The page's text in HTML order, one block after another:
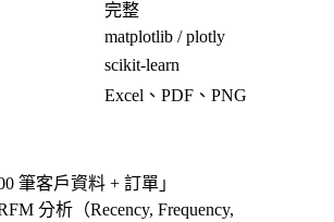
完整
matplotlib / plotly
scikit-learn
Excel、PDF、PNG
筆客戶資料 + 訂單 」
分析（Recency, Frequency,